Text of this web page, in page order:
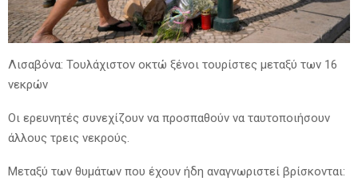
Λισαβόνα: Τουλάχιστον οκτώ ξένοι τουρίστες μεταξύ των 16
νεκρών
Οι ερευνητές συνεχίζουν να προσπαθούν να ταυτοποιήσουν
άλλους τρεις νεκρούς.
Μεταξύ των θυμάτων που έχουν ήδη αναγνωριστεί βρίσκονται: